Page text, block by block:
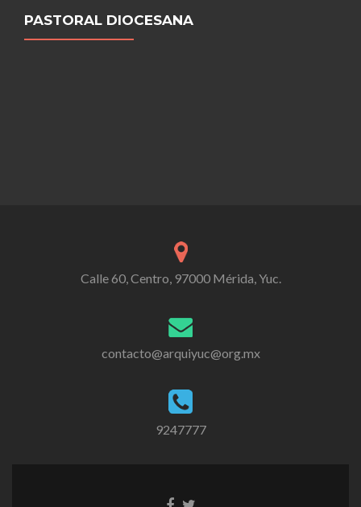
PASTORAL DIOCESANA
Calle 60, Centro, 97000 Mérida, Yuc.
contacto@arquiyuc@org.mx
9247777